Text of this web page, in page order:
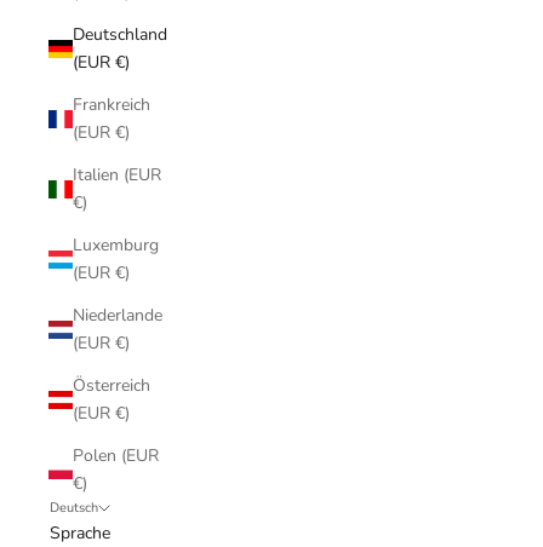
Deutschland
(EUR €)
Frankreich
(EUR €)
Italien (EUR
€)
Luxemburg
(EUR €)
Niederlande
(EUR €)
Österreich
(EUR €)
Polen (EUR
€)
Deutsch
Sprache